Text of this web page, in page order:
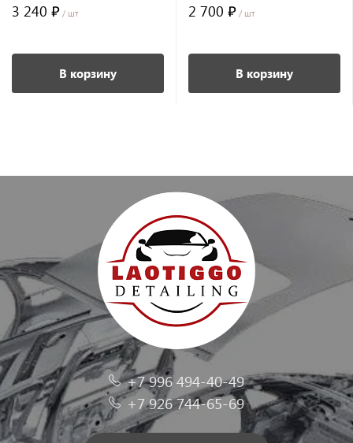
3 240 ₽ / шт
В корзину
2 700 ₽ / шт
В корзину
+7 996 494-40-49
+7 926 744-65-69